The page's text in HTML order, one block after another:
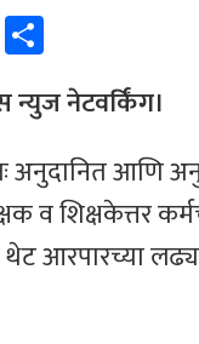
W
h ar
eनेटवर्किंग।
अनुदानित आणि
व शिक्षकेत्तर
थेट आरपारच्या